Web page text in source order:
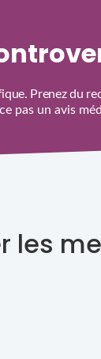
Prenez du
pas un avis
les